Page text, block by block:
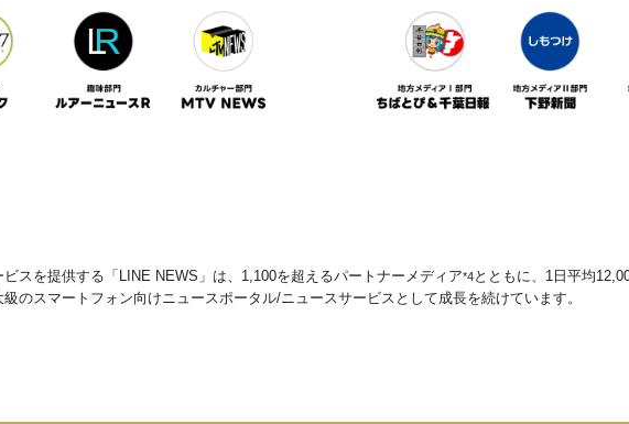
スを提供する「LINE NEWS」は、1,100を超えるパートナーメディア*4とともに、1日平均
のスマートフォン向けニュースポータル/ニュースサービスとして成長を続けています。